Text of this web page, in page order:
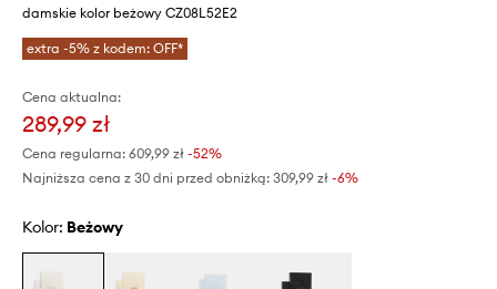
damskie kolor beżowy CZ08L52E2
extra -5% z kodem: OFF*
Cena aktualna:
289,99 zł
Cena regularna: 609,99 zł -52%
Najniższa cena z 30 dni przed obniżką: 309,99 zł -6%
Kolor: beżowy